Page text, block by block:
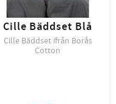
Cille Bäddset Blå
Cille Bäddset ifrån Borås
Cotton